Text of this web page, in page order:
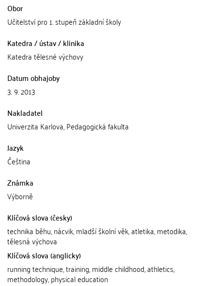
Obor
Učitelství pro 1. stupeň základní školy
Katedra / ústav / klinika
Katedra tělesné výchovy
Datum obhajoby
3. 9. 2013
Nakladatel
Univerzita Karlova, Pedagogická fakulta
Jazyk
Čeština
Známka
Výborně
Klíčová slova (česky)
technika běhu, nácvik, mladší školní věk, atletika, metodika,
tělesná výchova
Klíčová slova (anglicky)
running technique, training, middle childhood, athletics,
methodology, physical education